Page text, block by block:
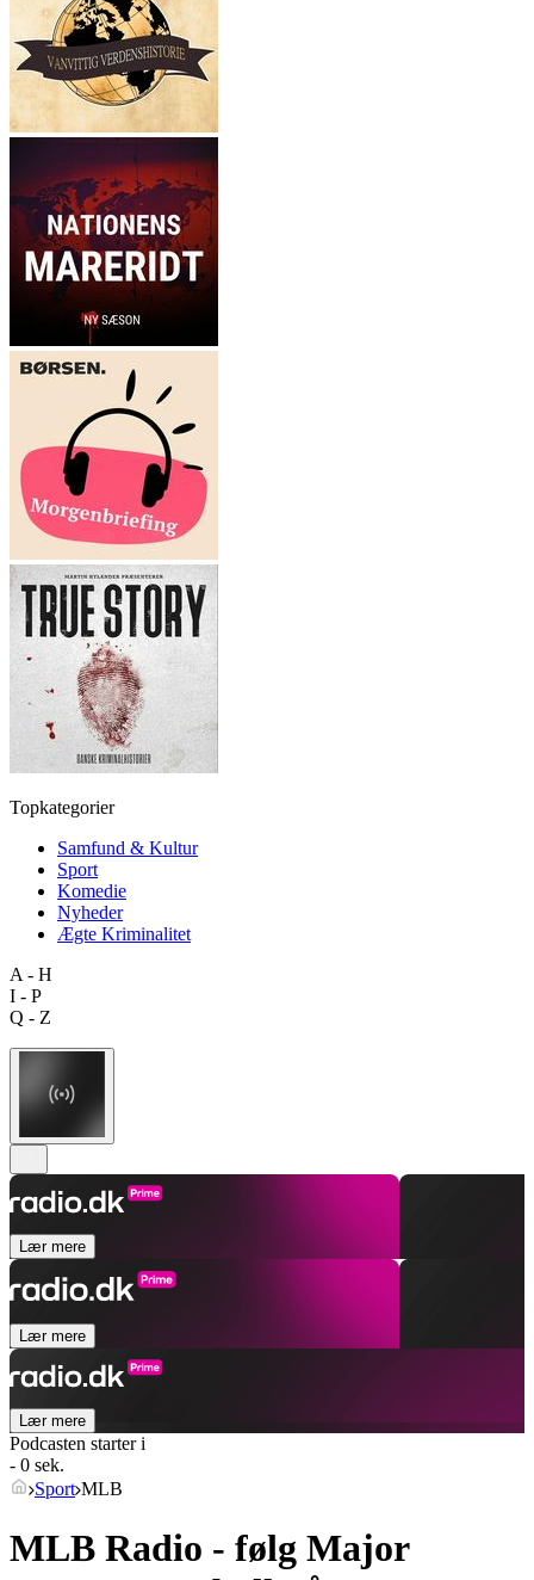
Topkategorier
Samfund & Kultur
Sport
Komedie
Nyheder
Ægte Kriminalitet
A - H
I - P
Q - Z
Lær mere
Lær mere
Lær mere
Podcasten starter i
- 0 sek.
Sport MLB
MLB Radio - følg Major